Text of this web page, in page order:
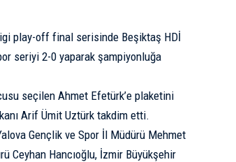
play-off final serisinde Beşiktaş HDİ
seriyi 2-0 yaparak şampiyonluğa
seçilen Ahmet Efetürk’e plaketini
Arif Ümit Uztürk takdim etti.
Gençlik ve Spor İl Müdürü Mehmet
Ceyhan Hancıoğlu, İzmir Büyükşehir